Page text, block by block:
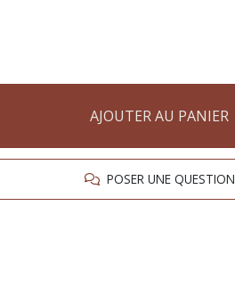
AJOUTER AU PANIER
POSER UNE QUESTION